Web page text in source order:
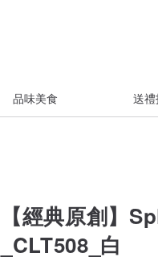
品味美食 送
【經典原創】
_CLT508_白